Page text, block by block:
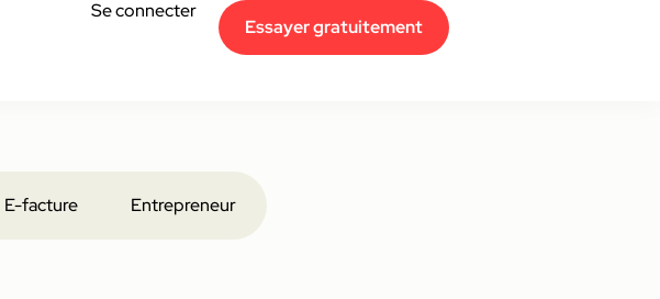
Se connecter
Essayer gratuitement
E-facture Entrepreneur